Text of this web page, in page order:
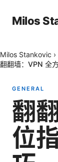
Milos
Milos Stankovic ›
翻翻墙：VPN 全
GENERAL
翻
位